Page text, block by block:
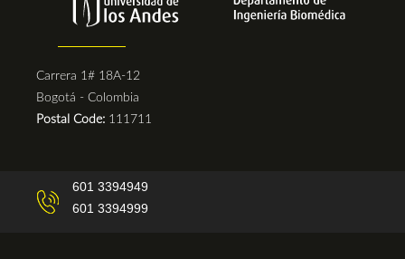
Carrera 1# 18A-12
Bogotá - Colombia
Postal Code: 111711
601 3394949
601 3394999